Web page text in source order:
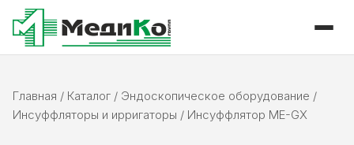
Главная / Каталог / Эндоскопическое оборудование /
Инсуффляторы и ирригаторы / Инсуффлятор ME-GX